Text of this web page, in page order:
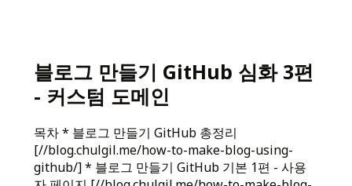
블로그 만들기 GitHub 심화 3편
- 커스텀 도메인
목차 * 블로그 만들기 GitHub 총정리
[//blog.chulgil.me/how-to-make-blog-using-
github/] * 블로그 만들기 GitHub 기본 1편 - 사용